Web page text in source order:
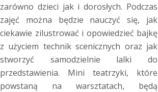
zarówno dzieci jak i dorosłych. Podczas
zajęć można będzie nauczyć się, jak
ciekawie zilustrować i opowiedzieć bajkę
z użyciem technik scenicznych oraz jak
stworzyć samodzielnie lalki do
przedstawienia. Mini teatrzyki, które
powstaną na warsztatach, będą